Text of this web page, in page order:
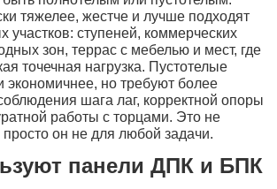
тяжелее, жестче и лучше подходят
участков: ступеней, коммерческих
зон, террас с мебелью и мест, где
точечная нагрузка. Пустотелые
экономичнее, но требуют более
шага лаг, корректной опоры
работы с торцами. Это не
просто он не для любой задачи.
панели ДПК и БПК